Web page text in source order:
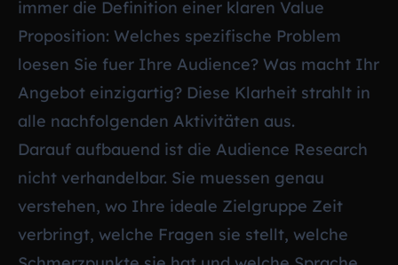
immer die Definition einer klaren Value
Proposition: Welches spezifische Problem
loesen Sie fuer Ihre Audience? Was macht Ihr
Angebot einzigartig? Diese Klarheit strahlt in
alle nachfolgenden Aktivitäten aus.
Darauf aufbauend ist die Audience Research
nicht verhandelbar. Sie muessen genau
verstehen, wo Ihre ideale Zielgruppe Zeit
verbringt, welche Fragen sie stellt, welche